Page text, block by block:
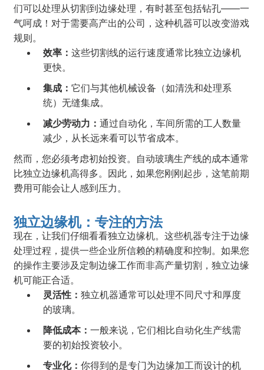
们可以处理从切割到边缘处理，有时甚至包括钻孔——一
气呵成！对于需要高产出的公司，这种机器可以改变游戏
规则。
效率：这些切割线的运行速度通常比独立边缘机
更快。
集成：它们与其他机械设备（如清洗和处理系
统）无缝集成。
减少劳动力：通过自动化，车间所需的工人数量
减少，从长远来看可以节省成本。
然而，您必须考虑初始投资。自动玻璃生产线的成本通常
比独立边缘机高得多。因此，如果您刚刚起步，这笔前期
费用可能会让人感到压力。
独立边缘机：专注的方法
现在，让我们仔细看看独立边缘机。这些机器专注于边缘
处理过程，提供一些企业所信赖的精确度和控制。如果您
的操作主要涉及定制边缘工作而非高产量切割，独立边缘
机可能正合适。
灵活性：独立机器通常可以处理不同尺寸和厚度
的玻璃。
降低成本：一般来说，它们相比自动化生产线需
要的初始投资较小。
专业化：你得到的是专门为边缘加工而设计的机